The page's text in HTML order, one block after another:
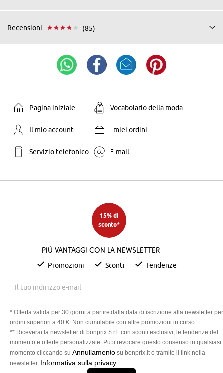
Recensioni (85)
Pagina iniziale Vocabolario della moda
Il mio account I miei ordini
Servizio telefonico E-mail
15% di
sconto*
Più vantaggi con la newsletter
Promozioni Sconti Tendenze
Il tuo indirizzo e-mail
* Offerta valida per 30 giorni a partire dalla data di iscrizione alla newsletter per
ordini superiori a 40 €. Non cumulabile con altre promozioni in corso.
** Riceverai la newsletter di bonprix S.r.l. con sconti esclusivi, le tendenze del
momento e offerte personalizzate. Puoi revocare questo consenso in qualsiasi
momento cliccando su Annullamento su bonprix.it o tramite il link nella
newsletter. Informativa sulla privacy